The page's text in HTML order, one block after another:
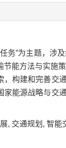
务”为主题，涉
能方法与实施
构建和完善交
能源战略与交
, 交通规划, 智能